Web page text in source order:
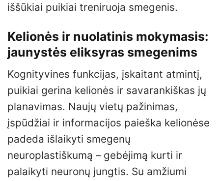
iššūkiai puikiai treniruoja smegenis.
Kelionės ir nuolatinis mokymasis:
jaunystės eliksyras smegenims
Kognityvines funkcijas, įskaitant atmintį,
puikiai gerina kelionės ir savarankiškas jų
planavimas. Naujų vietų pažinimas,
įspūdžiai ir informacijos paieška kelionėse
padeda išlaikyti smegenų
neuroplastiškumą – gebėjimą kurti ir
palaikyti neuronų jungtis. Su amžiumi